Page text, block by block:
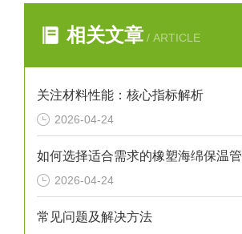
相关文章 / ARTICLE
关注材料性能：核心指标解析
2026-04-24
如何选择适合需求的橡塑海绵保温管
2026-04-24
常见问题及解决方法